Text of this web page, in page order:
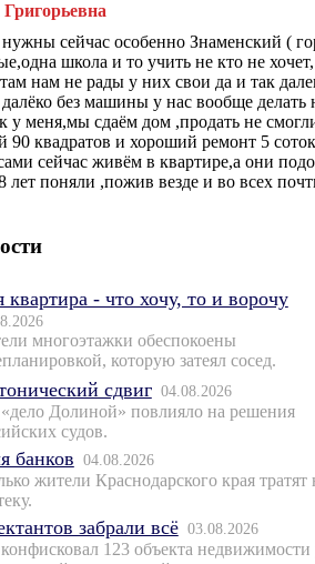
сейчас особенно Знаменский (
школа и то учить не кто не
нам не рады у них свои да и так
без машины у нас вообще
у меня,мы сдаём дом ,продать не
90 квадратов и хороший ремонт 5
сейчас живём в квартире,а они
лет поняли ,пожив везде и во всех
- что хочу, то и ворочу
многоэтажки обеспокоены
которую затеял сосед.
сдвиг 04.08.2026
Долиной» повлияло на решения
судов.
банков 04.08.2026
жители Краснодарского края тратят
забрали всё 03.08.2026
123 объекта недвижимости